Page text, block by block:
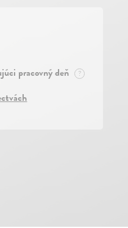
pracovný deň ?